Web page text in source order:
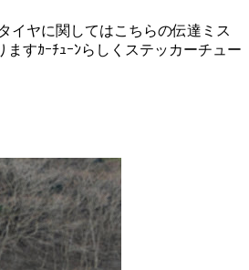
イヤに関してはこちらの伝達ミス
ますｶｰﾁｭｰﾝらしくステッカーチュー